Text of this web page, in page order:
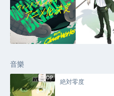
音樂
OP
絶対零度